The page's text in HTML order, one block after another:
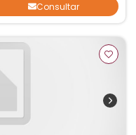
Consultar